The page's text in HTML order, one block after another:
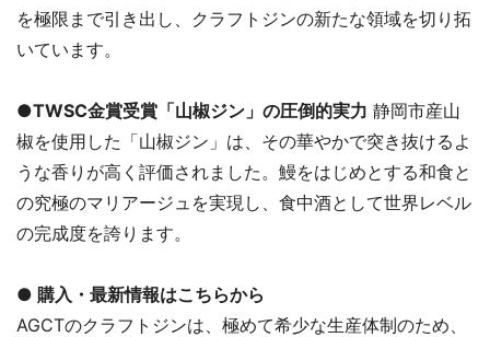
を極限まで引き出し、クラフトジンの新たな領域を切り拓
いています。
●TWSC金賞受賞「山椒ジン」の圧倒的実力 静岡市産山
椒を使用した「山椒ジン」は、その華やかで突き抜けるよ
うな香りが高く評価されました。鰻をはじめとする和食と
の究極のマリアージュを実現し、食中酒として世界レベル
の完成度を誇ります。
● 購入・最新情報はこちらから
AGCTのクラフトジンは、極めて希少な生産体制のため、